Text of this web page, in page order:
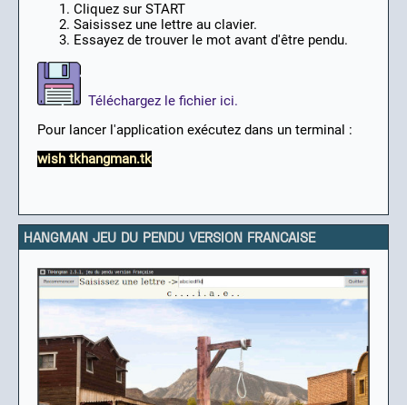
Cliquez sur START
Saisissez une lettre au clavier.
Essayez de trouver le mot avant d'être pendu.
Téléchargez le fichier ici.
Pour lancer l'application exécutez dans un terminal :
wish tkhangman.tk
HANGMAN JEU DU PENDU VERSION FRANCAISE